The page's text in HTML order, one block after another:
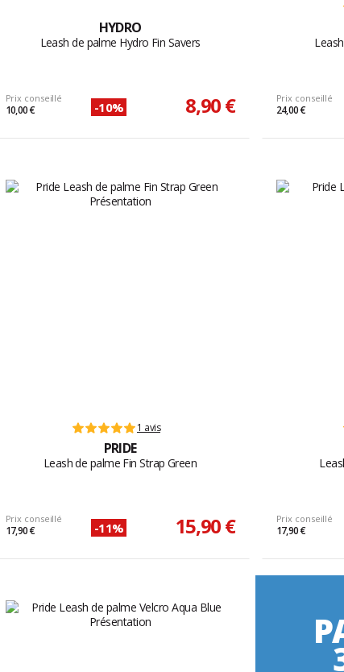
HYDRO
Leash de palme Hydro Fin Savers
Prix conseillé
10,00 € -10% 8,90 € Prix conseillé
24,00 €
1 avis
PRIDE
Leash de palme Fin Strap Green
Prix conseillé
17,90 € -11% 15,90 € Prix conseillé
17,90 €